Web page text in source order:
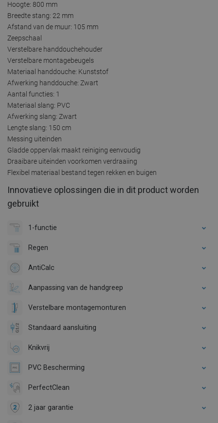
Hoogte: 800 mm
Breedte stang: 22 mm
Afstand van de muur: 105 mm
Zeepschaal
Verstelbare handdouchehouder
Verstelbare montagebeugels
Materiaal handdouche: Kunststof
Afwerking handdouche: Zwart
Aantal functies: 1
Materiaal slang: PVC
Afwerking slang: Zwart
Lengte slang: 150 cm
Messing uiteinden
Gladde oppervlak maakt reiniging eenvoudig
Draaibare uiteinden voorkomen verdraaiing
Flexibel materiaal bestand tegen rekken en buigen
Innovatieve oplossingen die in dit product worden
gebruikt
1-functie
Regen
AntiCalc
Aanpassing van de handgreep
Verstelbare montagemonturen
Standaard aansluiting
Knikvrij
PVC Bescherming
PerfectClean
2 jaar garantie